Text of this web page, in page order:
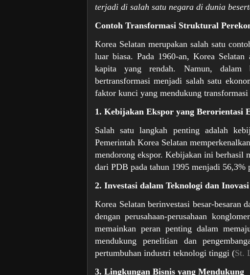
terjadi di salah satu negara di dunia
Contoh Transformasi Struktural
Korea Selatan merupakan salah satu
luar biasa. Pada 1960-an, Korea Selatan
kapita yang rendah. Namun, dalam
bertransformasi menjadi salah satu
faktor kunci yang mendukung transformasi
1. Kebijakan Ekspor yang Berorientasi
Salah satu langkah penting adalah
Pemerintah Korea Selatan
mendorong ekspor. Kebijakan ini berhasil
dari PDB pada tahun 1995 menjadi 56,3%
2. Investasi dalam Teknologi dan Inovasi
Korea Selatan berinvestasi besar-
dengan perusahaan-perusahaan
memainkan peran penting dalam
mendukung penelitian dan
pertumbuhan industri teknologi tinggi​ (St.
3. Lingkungan Bisnis yang Mendukung